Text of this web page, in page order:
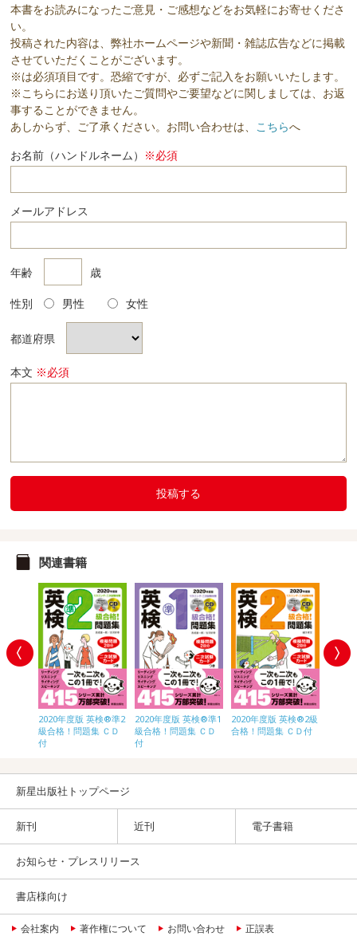
本書をお読みになったご意見・ご感想などをお気軽にお寄せくださ
い。
投稿された内容は、弊社ホームページや新聞・雑誌広告などに掲載
させていただくことがございます。
※は必須項目です。恐縮ですが、必ずご記入をお願いいたします。
※こちらにお送り頂いたご質問やご要望などに関しましては、お返
事することができません。
あしからず、ご了承ください。お問い合わせは、 こちらへ
お名前（ハンドルネーム） ※必須
メールアドレス
年齢 歳
性別 男性 女性
都道府県
本文 ※必須
投稿する
関連書籍
2020年度版 英検®準2
級合格！問題集 ＣＤ
付
2020年度版 英検®準1
級合格！問題集 ＣＤ
付
2020年度版 英検®2級
合格！問題集 ＣＤ付
新星出版社トップページ
新刊 近刊 電子書籍
お知らせ・プレスリリース
書店様向け
会社案内 著作権について お問い合わせ 正誤表